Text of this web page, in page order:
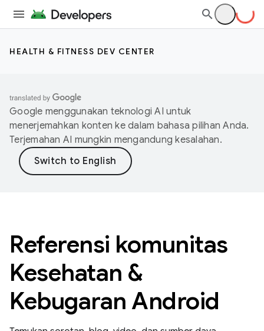
HEALTH & FITNESS DEV CENTER
Google menggunakan teknologi AI untuk
menerjemahkan konten ke dalam bahasa pilihan Anda.
Terjemahan AI mungkin mengandung kesalahan.
Referensi komunitas
Kesehatan &
Kebugaran Android